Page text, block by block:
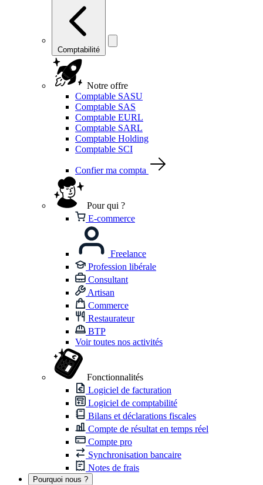
Comptabilité
Notre offre
Comptable SASU
Comptable SAS
Comptable EURL
Comptable SARL
Comptable Holding
Comptable SCI
Confier ma compta
Pour qui ?
E-commerce
Freelance
Profession libérale
Consultant
Artisan
Commerce
Restaurateur
BTP
Voir toutes nos activités
Fonctionnalités
Logiciel de facturation
Logiciel de comptabilité
Bilans et déclarations fiscales
Compte de résultat en temps réel
Compte pro
Synchronisation bancaire
Notes de frais
Pourquoi nous ?